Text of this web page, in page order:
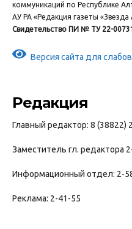
коммуникаций по Республике
АУ РА «Редакция газеты «Звезда
Свидетельство ПИ № ТУ 22-
Версия сайта для
Редакция
Главный редактор: 8 (38822)
Заместитель гл. редактора
Информационный отдел: 2-
Реклама: 2-41-55